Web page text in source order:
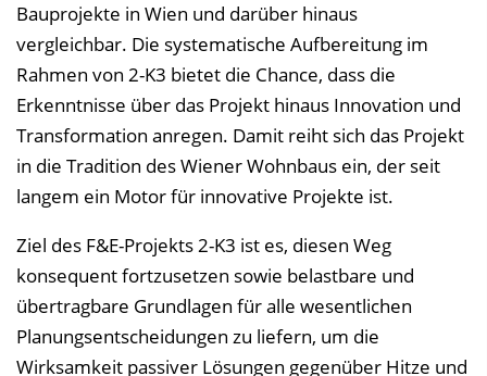
Bauprojekte in Wien und darüber hinaus
vergleichbar. Die systematische Aufbereitung im
Rahmen von 2-K3 bietet die Chance, dass die
Erkenntnisse über das Projekt hinaus Innovation und
Transformation anregen. Damit reiht sich das Projekt
in die Tradition des Wiener Wohnbaus ein, der seit
langem ein Motor für innovative Projekte ist.
Ziel des F&E-Projekts 2-K3 ist es, diesen Weg
konsequent fortzusetzen sowie belastbare und
übertragbare Grundlagen für alle wesentlichen
Planungsentscheidungen zu liefern, um die
Wirksamkeit passiver Lösungen gegenüber Hitze und